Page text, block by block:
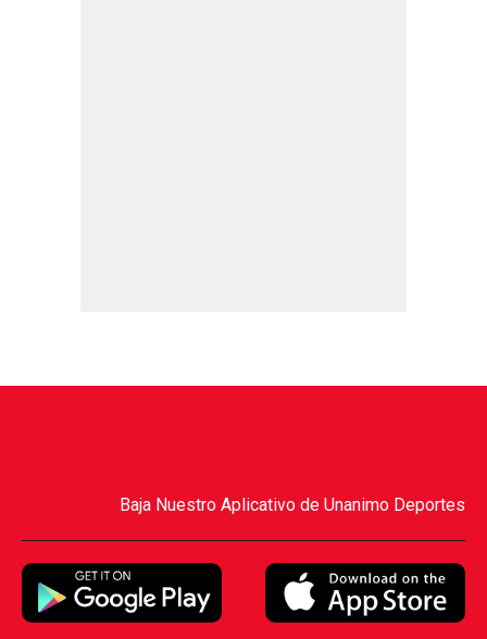
Baja Nuestro Aplicativo de Unanimo Deportes